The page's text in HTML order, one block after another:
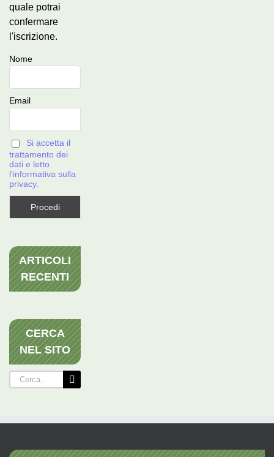
quale potrai
confermare
l'iscrizione.
Nome
Email
Si accetta il
trattamento dei
dati e letto
l'informativa sulla
privacy.
ARTICOLI
RECENTI
CERCA
NEL SITO
Cerca
per: